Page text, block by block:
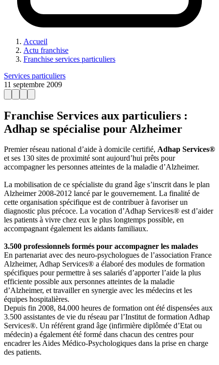
Accueil
Actu franchise
Franchise services particuliers
Services particuliers
11 septembre 2009
Franchise Services aux particuliers :
Adhap se spécialise pour Alzheimer
Premier réseau national d’aide à domicile certifié, Adhap Services®
et ses 130 sites de proximité sont aujourd’hui prêts pour
accompagner les personnes atteintes de la maladie d’Alzheimer.
La mobilisation de ce spécialiste du grand âge s’inscrit dans le plan
Alzheimer 2008-2012 lancé par le gouvernement. La finalité de
cette organisation spécifique est de contribuer à favoriser un
diagnostic plus précoce. La vocation d’Adhap Services® est d’aider
les patients à vivre chez eux le plus longtemps possible, en
accompagnant également les aidants familiaux.
3.500 professionnels formés pour accompagner les malades
En partenariat avec des neuro-psychologues de l’association France
Alzheimer, Adhap Services® a élaboré des modules de formation
spécifiques pour permettre à ses salariés d’apporter l’aide la plus
efficiente possible aux personnes atteintes de la maladie
d’Alzheimer, et travailler en synergie avec les médecins et les
équipes hospitalières.
Depuis fin 2008, 84.000 heures de formation ont été dispensées aux
3.500 assistantes de vie du réseau par l’Institut de formation Adhap
Services®. Un référent grand âge (infirmière diplômée d’Etat ou
médecin) a également été formé dans chacun des centres pour
encadrer les Aides Médico-Psychologiques dans la prise en charge
des patients.